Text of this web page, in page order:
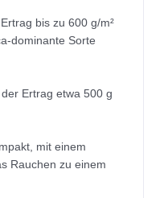
bis zu 600 g/m²
dominante Sorte
Ertrag etwa 500 g
mit einem
Rauchen zu einem